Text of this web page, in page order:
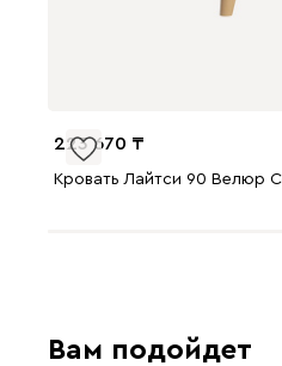
223 670
Кровать Лайтси 90 Велюр
Вам подойдет